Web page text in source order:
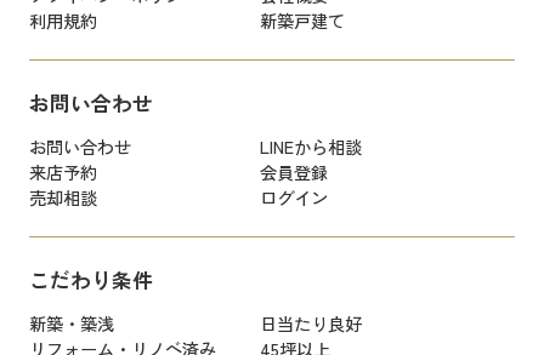
利用規約
新築戸建て
お問い合わせ
お問い合わせ
LINEから相談
来店予約
会員登録
売却相談
ログイン
こだわり条件
新築・築浅
日当たり良好
リフォーム・リノベ済み
45坪以上